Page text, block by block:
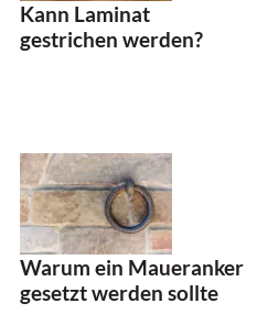
Kann Laminat
gestrichen werden?
Warum ein Maueranker
gesetzt werden sollte